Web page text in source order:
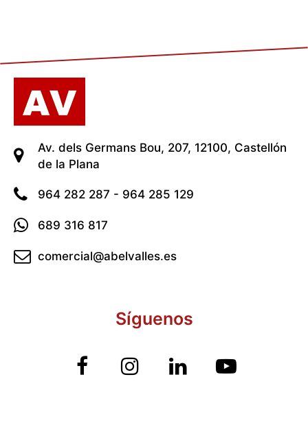
Av. dels Germans Bou, 207, 12100, Castellón
de la Plana
964 282 287 - 964 285 129
689 316 817
comercial@abelvalles.es
Síguenos